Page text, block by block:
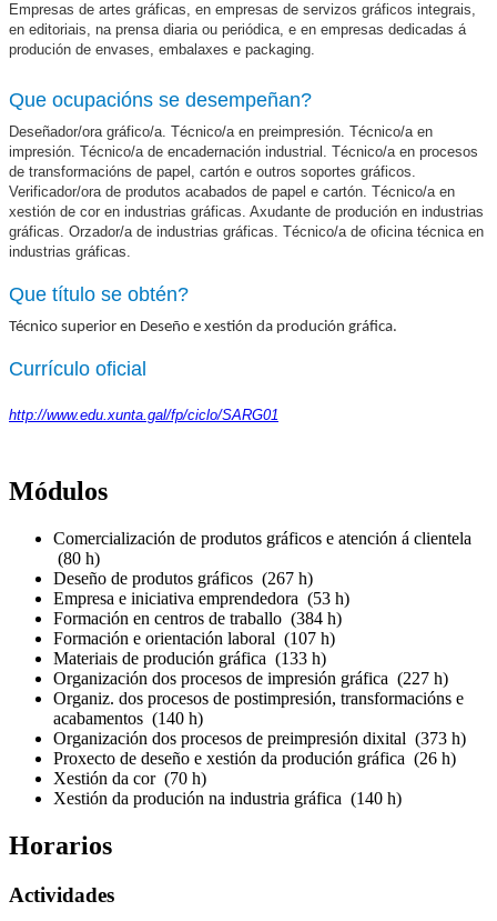
Empresas de artes gráficas, en empresas de servizos gráficos integrais,
en editoriais, na prensa diaria ou periódica, e en empresas dedicadas á
produción de envases, embalaxes e packaging.
Que ocupacións se desempeñan?
Deseñador/ora gráfico/a. Técnico/a en preimpresión. Técnico/a en
impresión. Técnico/a de encadernación industrial. Técnico/a en procesos
de transformacións de papel, cartón e outros soportes gráficos.
Verificador/ora de produtos acabados de papel e cartón. Técnico/a en
xestión de cor en industrias gráficas. Axudante de produción en industrias
gráficas. Orzador/a de industrias gráficas. Técnico/a de oficina técnica en
industrias gráficas.
Que título se obtén?
Técnico superior en Deseño e xestión da produción gráfica.
Currículo oficial
http://www.edu.xunta.gal/fp/ciclo/SARG01
Módulos
Comercialización de produtos gráficos e atención á clientela
(80 h)
Deseño de produtos gráficos (267 h)
Empresa e iniciativa emprendedora (53 h)
Formación en centros de traballo (384 h)
Formación e orientación laboral (107 h)
Materiais de produción gráfica (133 h)
Organización dos procesos de impresión gráfica (227 h)
Organiz. dos procesos de postimpresión, transformacións e
acabamentos (140 h)
Organización dos procesos de preimpresión dixital (373 h)
Proxecto de deseño e xestión da produción gráfica (26 h)
Xestión da cor (70 h)
Xestión da produción na industria gráfica (140 h)
Horarios
Actividades